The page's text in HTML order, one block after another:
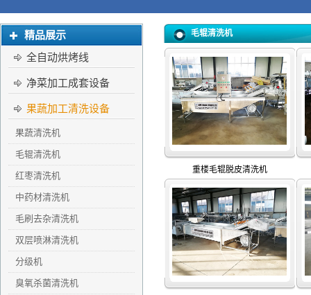
精品展示
全自动烘烤线
净菜加工成套设备
果蔬加工清洗设备
果蔬清洗机
毛辊清洗机
红枣清洗机
中药材清洗机
毛刷去杂清洗机
双层喷淋清洗机
分级机
臭氧杀菌清洗机
毛辊清洗机
重楼毛辊脱皮清洗机